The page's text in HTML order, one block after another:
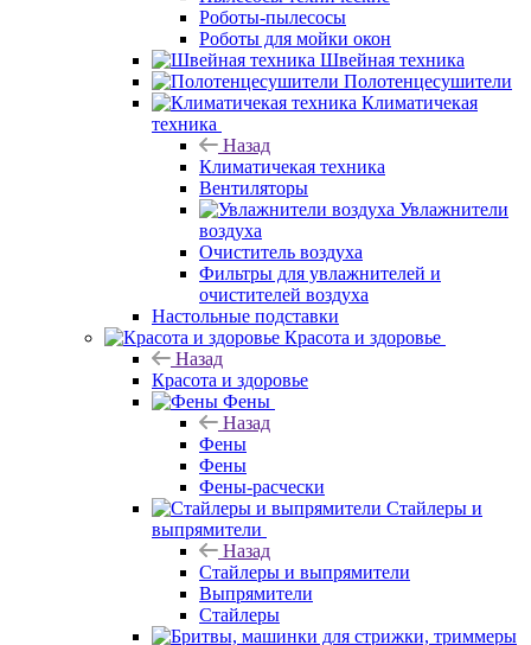
Роботы-пылесосы
Роботы для мойки окон
Швейная техника
Полотенцесушители
Климатичекая
техника
Назад
Климатичекая техника
Вентиляторы
Увлажнители
воздуха
Очиститель воздуха
Фильтры для увлажнителей и
очистителей воздуха
Настольные подставки
Красота и здоровье
Назад
Красота и здоровье
Фены
Назад
Фены
Фены
Фены-расчески
Стайлеры и
выпрямители
Назад
Стайлеры и выпрямители
Выпрямители
Стайлеры